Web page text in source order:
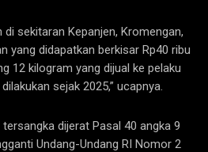
sekitaran Kepanjen, Kromengan,
yang didapatkan berkisar Rp40 ribu
12 kilogram yang dijual ke pelaku
sejak 2025,” ucapnya.
dijerat Pasal 40 angka 9
Undang-Undang RI Nomor 2